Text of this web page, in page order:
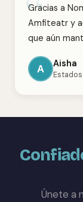
Gracias a
Amfiteatr y
que aún
A Aisha
Únete a